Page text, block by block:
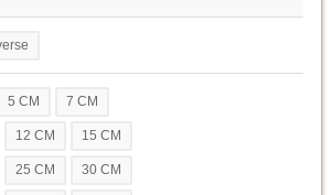
5 CM 7 CM
12 CM 15 CM
25 CM 30 CM